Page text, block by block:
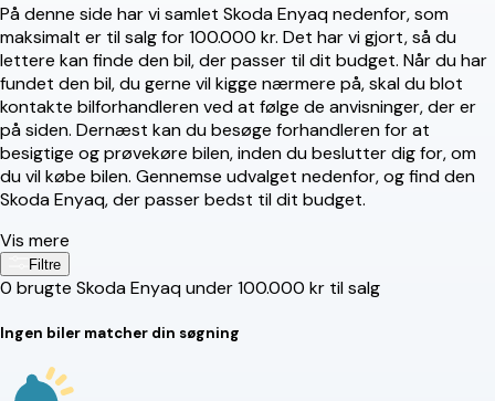
På denne side har vi samlet Skoda Enyaq nedenfor, som
maksimalt er til salg for 100.000 kr. Det har vi gjort, så du
lettere kan finde den bil, der passer til dit budget. Når du har
fundet den bil, du gerne vil kigge nærmere på, skal du blot
kontakte bilforhandleren ved at følge de anvisninger, der er
på siden. Dernæst kan du besøge forhandleren for at
besigtige og prøvekøre bilen, inden du beslutter dig for, om
du vil købe bilen. Gennemse udvalget nedenfor, og find den
Skoda Enyaq, der passer bedst til dit budget.
Vis mere
Filtre
0 brugte Skoda Enyaq under 100.000 kr til salg
Ingen biler matcher din søgning